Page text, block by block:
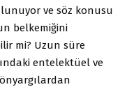
ve söz konusu
belkemiğini
mi? Uzun süre
entelektüel ve